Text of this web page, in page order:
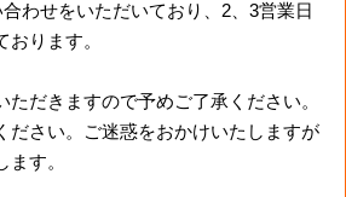
わせをいただいており、2、3営業日
ります。
ただきますので予めご了承ください。
ださい。ご迷惑をおかけいたしますが
す。